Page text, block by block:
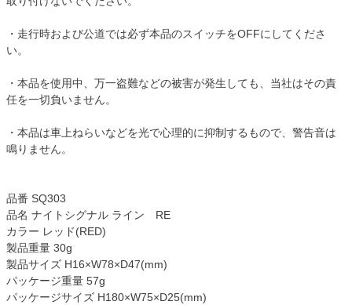
・走行時および公道では必ず本品のスイッチをOFFにしてくださ
い。
・本品を使用中、万一盗難などの被害が発生しても、当社はその責
任を一切負いません。
・本品は車上ねらいなどを光で心理的に抑制するもので、警告音は
鳴りません。
品番 SQ303
品名 ナイトシグナル ライン RE
カラー レッド(RED)
製品重量 30g
製品サイズ H16×W78×D47(mm)
パッケージ重量 57g
パッケージサイズ H180×W75×D25(mm)